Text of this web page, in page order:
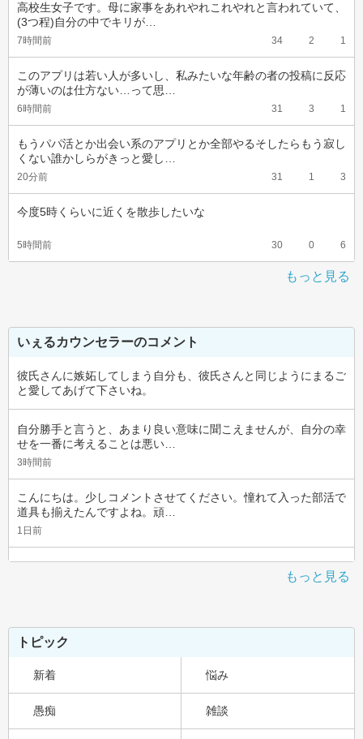
高校生女子です。母に家事をあれやれこれやれと言われていて、
(3つ程)自分の中でキリが…
7時間前 34 2 1
このアプリは若い人が多いし、私みたいな年齢の者の投稿に反応
が薄いのは仕方ない…って思…
6時間前 31 3 1
もうパパ活とか出会い系のアプリとか全部やるそしたらもう寂し
くない誰かしらがきっと愛し…
20分前 31 1 3
今度5時くらいに近くを散歩したいな
5時間前 30 0 6
もっと見る
いぇるカウンセラーのコメント
彼氏さんに嫉妬してしまう自分も、彼氏さんと同じようにまるご
と愛してあげて下さいね。
自分勝手と言うと、あまり良い意味に聞こえませんが、自分の幸
せを一番に考えることは悪い…
3時間前
こんにちは。少しコメントさせてください。憧れて入った部活で
道具も揃えたんですよね。頑…
1日前
もっと見る
トピック
新着 悩み
愚痴 雑談